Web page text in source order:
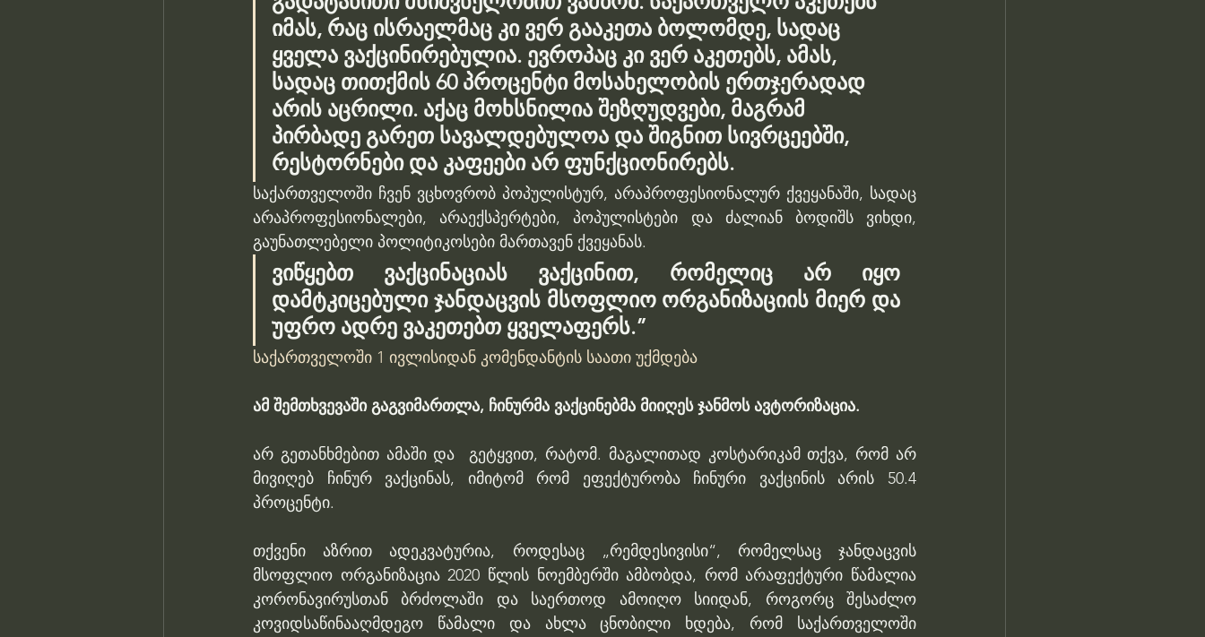
იმას, რაც ისრაელმაც კი ვერ გააკეთა ბოლომდე, სადაც
ყველა ვაქცინირებულია. ევროპაც კი ვერ აკეთებს, ამას,
სადაც თითქმის 60 პროცენტი მოსახელობის ერთჯერადად
არის აცრილი. აქაც მოხსნილია შეზღუდვები, მაგრამ
პირბადე გარეთ სავალდებულოა და შიგნით სივრცეებში,
რესტორნები და კაფეები არ ფუნქციონირებს.
საქართველოში ჩვენ ვცხოვრობ პოპულისტურ, არაპროფესიონალურ ქვეყანაში, სადაც
არაპროფესიონალები, არაექსპერტები, პოპულისტები და ძალიან ბოდიშს ვიხდი,
გაუნათლებელი პოლიტიკოსები მართავენ ქვეყანას.
ვიწყებთ ვაქცინაციას ვაქცინით, რომელიც არ იყო
დამტკიცებული ჯანდაცვის მსოფლიო ორგანიზაციის მიერ და
უფრო ადრე ვაკეთებთ ყველაფერს.”
საქართველოში 1 ივლისიდან კომენდანტის საათი უქმდება
ამ შემთხვევაში გაგვიმართლა, ჩინურმა ვაქცინებმა მიიღეს ჯანმოს ავტორიზაცია.
არ გეთანხმებით ამაში და  გეტყვით, რატომ. მაგალითად კოსტარიკამ თქვა, რომ არ
მივიღებ ჩინურ ვაქცინას, იმიტომ რომ ეფექტურობა ჩინური ვაქცინის არის 50.4
პროცენტი.
თქვენი აზრით ადეკვატურია, როდესაც „რემდესივისი“, რომელსაც ჯანდაცვის
მსოფლიო ორგანიზაცია 2020 წლის ნოემბერში ამბობდა, რომ არაფექტური წამალია
კორონავირუსთან ბრძოლაში და საერთოდ ამოიღო სიიდან, როგორც შესაძლო
კოვიდსაწინააღმდეგო წამალი და ახლა ცნობილი ხდება, რომ საქართველოში